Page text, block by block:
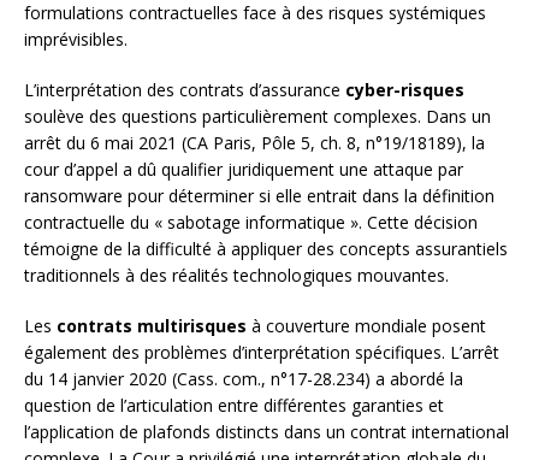
formulations contractuelles face à des risques systémiques
imprévisibles.
L’interprétation des contrats d’assurance cyber-risques
soulève des questions particulièrement complexes. Dans un
arrêt du 6 mai 2021 (CA Paris, Pôle 5, ch. 8, n°19/18189), la
cour d’appel a dû qualifier juridiquement une attaque par
ransomware pour déterminer si elle entrait dans la définition
contractuelle du « sabotage informatique ». Cette décision
témoigne de la difficulté à appliquer des concepts assurantiels
traditionnels à des réalités technologiques mouvantes.
Les contrats multirisques à couverture mondiale posent
également des problèmes d’interprétation spécifiques. L’arrêt
du 14 janvier 2020 (Cass. com., n°17-28.234) a abordé la
question de l’articulation entre différentes garanties et
l’application de plafonds distincts dans un contrat international